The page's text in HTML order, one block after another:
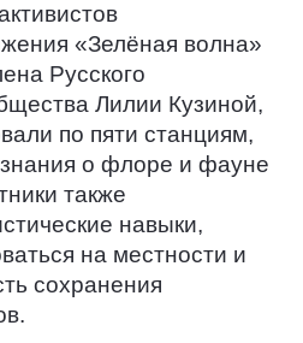
«Зелёная волна»
Русского
Лилии Кузиной,
по пяти станциям,
о флоре и фауне
также
навыки,
на местности и
сохранения